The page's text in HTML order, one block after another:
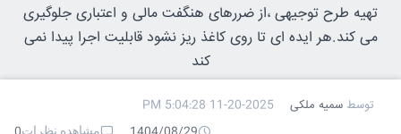
تهیه طرح توجیهی ،از ضررهای هنگفت مالی و اعتباری جلوگیری
می کند.هر ایده ای تا روی کاغذ ریز نشود قابلیت اجرا پیدا نمی
کند
توسط سمیه ملکی
11-20-2025 5:04:28 PM
مشاهده نظرات